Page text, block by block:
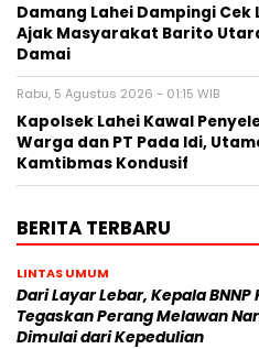
Damang Lahei Dampingi
Ajak Masyarakat Barito
Damai
Rabu, 5 Agustus 2026 - 01:15 WIB
Kapolsek Lahei Kawal
Warga dan PT Pada Idi,
Kamtibmas Kondusif
BERITA TERBARU
LINTAS UMUM
Dari Layar Lebar, Kepala
Tegaskan Perang Melawan
Dimulai dari Kepedulian